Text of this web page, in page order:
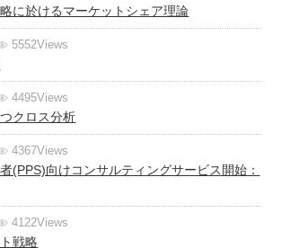
に於けるマーケットシェア理論
5552Views
4495Views
クロス分析
4367Views
(PPS)向けコンサルティングサービス開始：
4122Views
戦略